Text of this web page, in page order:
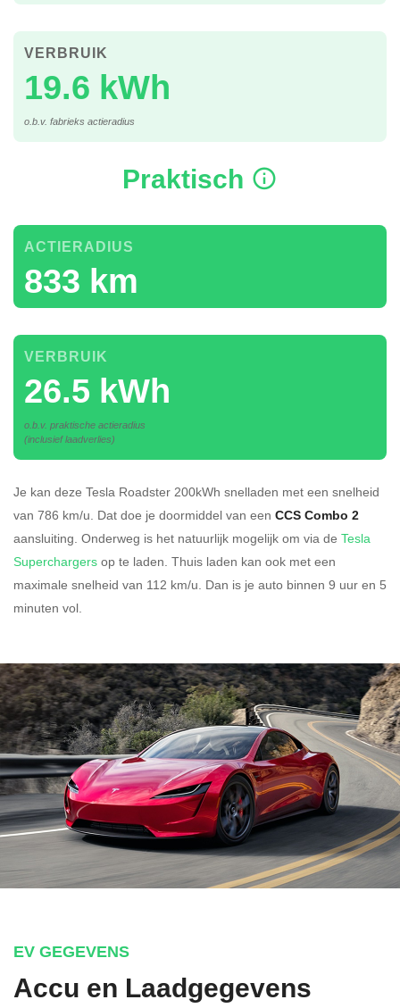
19.6 kWh
VERBRUIK
o.b.v. fabrieks actieradius
Praktisch
833 km
ACTIERADIUS
26.5 kWh
VERBRUIK
o.b.v. praktische actieradius
(inclusief laadverlies)
Je kan deze Tesla Roadster 200kWh snelladen met een snelheid
van 786 km/u. Dat doe je doormiddel van een CCS Combo 2
aansluiting. Onderweg is het natuurlijk mogelijk om via de Tesla
Superchargers op te laden. Thuis laden kan ook met een
maximale snelheid van 112 km/u. Dan is je auto binnen 9 uur en 5
minuten vol.
EV GEGEVENS
Accu en Laadgegevens